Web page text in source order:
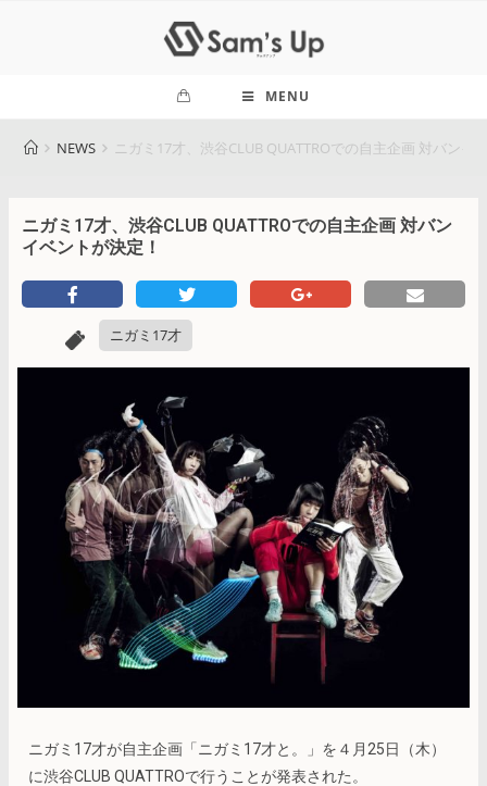
MENU
NEWS ニガミ17才、渋谷CLUB QUATTROでの自主企画 対バンイ
ニガミ17才、渋谷CLUB QUATTROでの自主企画 対バン
イベントが決定！
ニガミ17才
ニガミ17才が自主企画「ニガミ17才と。」を４月25日（木）
に渋谷CLUB QUATTROで行うことが発表された。